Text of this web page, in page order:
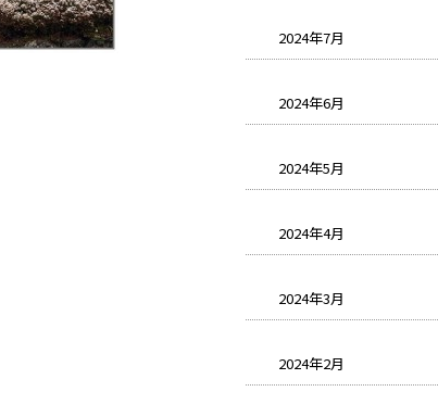
2024年7月
2024年6月
2024年5月
2024年4月
2024年3月
2024年2月